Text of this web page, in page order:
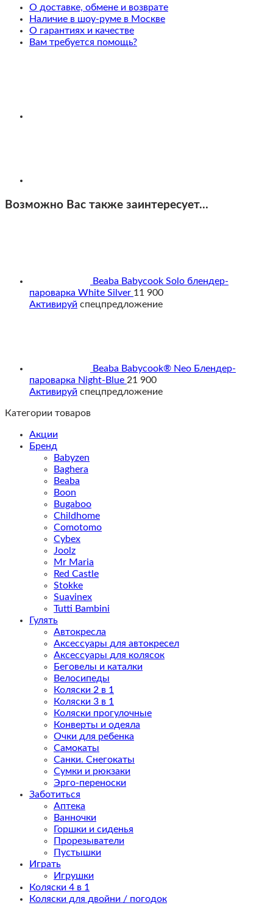
и
смесей
Night
Blue
О доставке, обмене и возврате
Наличие в шоу-руме в Москве
О гарантиях и качестве
Вам требуется помощь?
Возможно Вас также заинтересует…
Beaba Babycook Solo блендер-
пароварка White Silver 11 900
Активируй спецпредложение
Beaba Babycook® Neo Блендер-
пароварка Night-Blue 21 900
Активируй спецпредложение
Категории товаров
Акции
Бренд
Babyzen
Baghera
Beaba
Boon
Bugaboo
Childhome
Comotomo
Cybex
Joolz
Mr Maria
Red Castle
Stokke
Suavinex
Tutti Bambini
Гулять
Автокресла
Аксессуары для автокресел
Аксессуары для колясок
Беговелы и каталки
Велосипеды
Коляски 2 в 1
Коляски 3 в 1
Коляски прогулочные
Конверты и одеяла
Очки для ребенка
Самокаты
Санки. Снегокаты
Сумки и рюкзаки
Эрго-переноски
Заботиться
Аптека
Ванночки
Горшки и сиденья
Прорезыватели
Пустышки
Играть
Игрушки
Коляски 4 в 1
Коляски для двойни / погодок